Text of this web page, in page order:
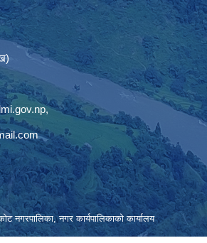
,
नगरपालिका, नगर कार्यपालिकाकाे कार्यालय